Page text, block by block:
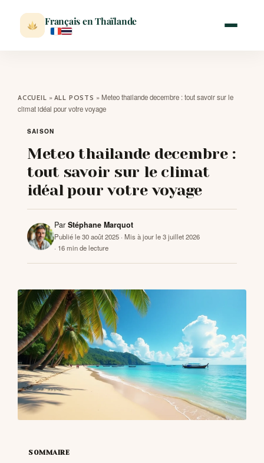
Français en Thaïlande
VISITER
MÉTÉO
EXPATRIATION
BLOG
CONTACTS
ACCUEIL » ALL POSTS » Meteo thailande decembre : tout savoir sur le
climat idéal pour votre voyage
SAISON
Meteo thailande decembre :
tout savoir sur le climat
idéal pour votre voyage
Par Stéphane Marquot
Publié le 30 août 2025 · Mis à jour le 3 juillet 2026
· 16 min de lecture
SOMMAIRE